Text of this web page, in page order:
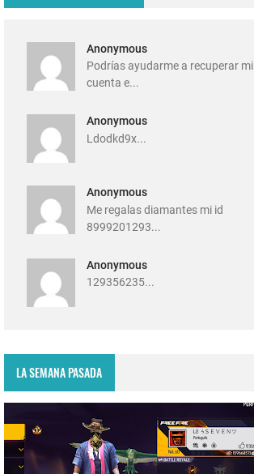
Anonymous
Podrías ayudarme a recuperar mi
cuenta e...
Anonymous
Ldodkd9x...
Anonymous
Me regalas diamantes mi id
8999201293...
Anonymous
129356235...
LA SEMANA PASADA